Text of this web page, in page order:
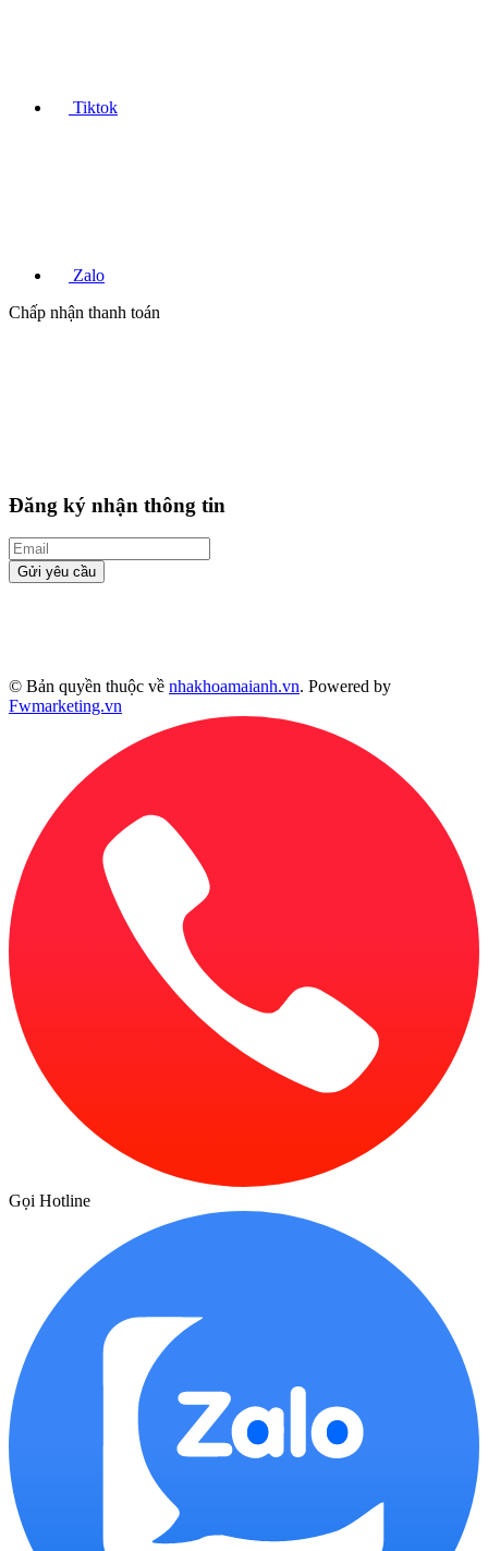
Tiktok
Zalo
Chấp nhận thanh toán
Đăng ký nhận thông tin
Gửi yêu cầu
© Bản quyền thuộc về nhakhoamaianh.vn. Powered by
Fwmarketing.vn
Gọi Hotline